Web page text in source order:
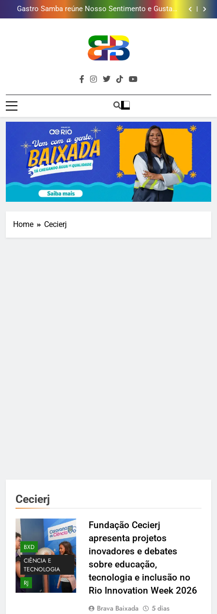
mais combina com ele
Lins em Nova Iguaçu neste fim de semana
Shopping Grande Rio sorteia MacBook e oferece
vinho em campanha de Dia dos Pais
Obra garante a preservação de 190 milhões de litros
presentear o seu pai. Descubra como escolher o que
mais combina com ele
Gastro Samba reúne Nosso Sentimento e Gustavo
Lins em Nova Iguaçu neste fim de semana
Shopping Grande Rio sorteia MacBook e oferece
vinho em campanha de Dia dos Pais
Obra garante a preservação de 190 milhões de litros
de água por ano na Baixada Fluminense
Brava
Baixada
Baixada Fluminense Em Destaque!
Home Cecierj
Cecierj
BXD
CIÊNCIA E
TECNOLOGIA
RJ
Fundação Cecierj
apresenta projetos
inovadores e debates
sobre educação,
tecnologia e inclusão no
Rio Innovation Week 2026
Brava Baixada
5 dias